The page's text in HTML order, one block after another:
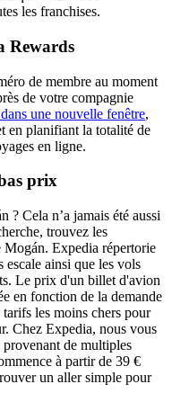
les franchises.
Rewards
de membre au moment
de votre compagnie
une nouvelle fenêtre,
en planifiant la totalité de
en ligne.
prix
? Cela n’a jamais été aussi
trouvez les
Expedia répertorie
escale ainsi que les vols
Le prix d'un billet d'avion
en fonction de la demande
les moins chers pour
Chez Expedia, nous vous
provenant de multiples
à partir de 39 €
un aller simple pour